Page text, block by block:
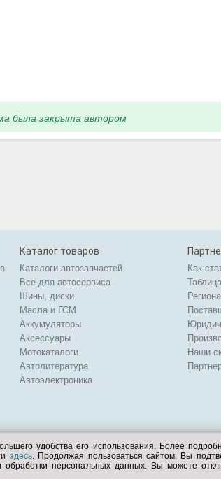
была закрыта автором
Каталог товаров
Каталоги автозапчастей
Все для автосервиса
Шины, диски
Масла и ГСМ
Аккумуляторы
Аксессуары
Мотокаталоги
Автолитература
Автоэлектроника
Как
Наши
удобства его использования. Более
здесь. Продолжая пользоваться сайтом, Вы
персональных данных. Вы можете